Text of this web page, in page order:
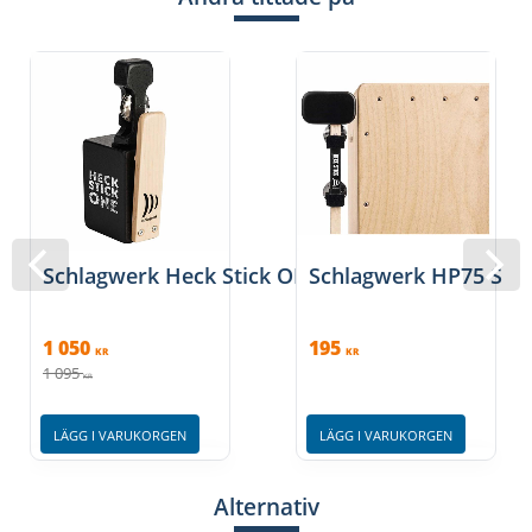
Schlagwerk Heck Stick ONE
1 050 KR
1 095 KR
LÄGG I VARUKORGEN
Schlagwerk HP75
195 KR
LÄGG I VARUKORGEN
Alternativ